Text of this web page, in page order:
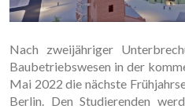
Nach zweijähriger
Baubetriebswesen in der
Mai 2022 die nächste
Berlin. Den Studierenden